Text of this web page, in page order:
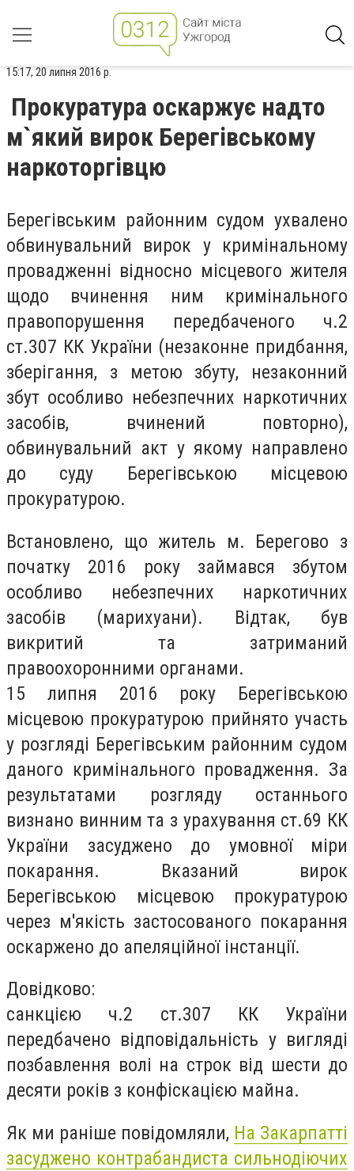
15:17, 20 липня 2016 р.
Прокуратура оскаржує надто
м`який вирок Берегівському
наркоторгівцю
Берегівським районним судом ухвалено
обвинувальний вирок у кримінальному
провадженні відносно місцевого жителя
щодо вчинення ним кримінального
правопорушення передбаченого ч.2
ст.307 КК України (незаконне придбання,
зберігання, з метою збуту, незаконний
збут особливо небезпечних наркотичних
засобів, вчинений повторно),
обвинувальний акт у якому направлено
до суду Берегівською місцевою
прокуратурою.
Встановлено, що житель м. Берегово з
початку 2016 року займався збутом
особливо небезпечних наркотичних
засобів (марихуани). Відтак, був
викритий та затриманий
правоохоронними органами.
15 липня 2016 року Берегівською
місцевою прокуратурою прийнято участь
у розгляді Берегівським районним судом
даного кримінального провадження. За
результатами розгляду останнього
визнано винним та з урахування ст.69 КК
України засуджено до умовної міри
покарання. Вказаний вирок
Берегівською місцевою прокуратурою
через м'якість застосованого покарання
оскаржено до апеляційної інстанції.
Довідково:
санкцією ч.2 ст.307 КК України
передбачено відповідальність у вигляді
позбавлення волі на строк від шести до
десяти років з конфіскацією майна.
Як ми раніше повідомляли, На Закарпатті
засуджено контрабандиста сильнодіючих